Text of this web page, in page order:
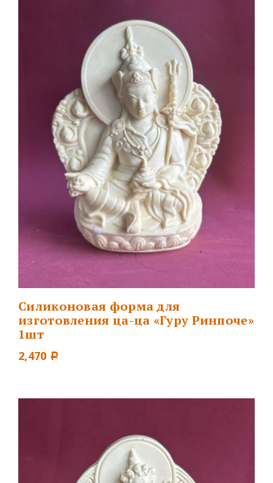
Силиконовая форма для
изготовления ца-ца «Гуру Ринпоче»
1шт
2,470 Р